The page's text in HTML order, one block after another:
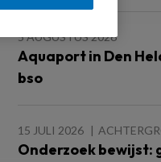
5 AUGUSTUS 2026
Aquaport in Den
bso
15 JULI 2026
Onderzoek bewijst: